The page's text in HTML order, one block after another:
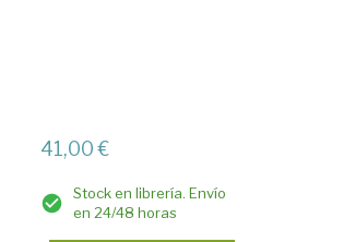
41,00 €
Stock en librería. Envío
en 24/48 horas